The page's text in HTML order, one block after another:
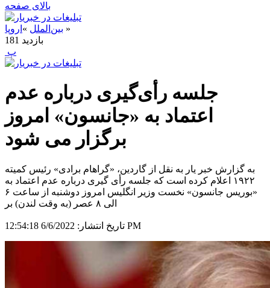
بالای صفحه
بین‌الملل » اروپا
»
181 بازدید
‍ پ
جلسه رأی‌گیری درباره عدم
اعتماد به «جانسون» امروز
برگزار می شود
به گزارش خبر یار به نقل از گاردین، «گراهام برادی» رئیس کمیته
۱۹۲۲ اعلام کرده است که جلسه رأی گیری درباره عدم اعتماد به
«بوریس جانسون» نخست وزیر انگلیس امروز دوشنبه از ساعت ۶
الی ۸ عصر (به وقت لندن) بر
تاریخ انتشار: 6/6/2022 12:54:18 PM